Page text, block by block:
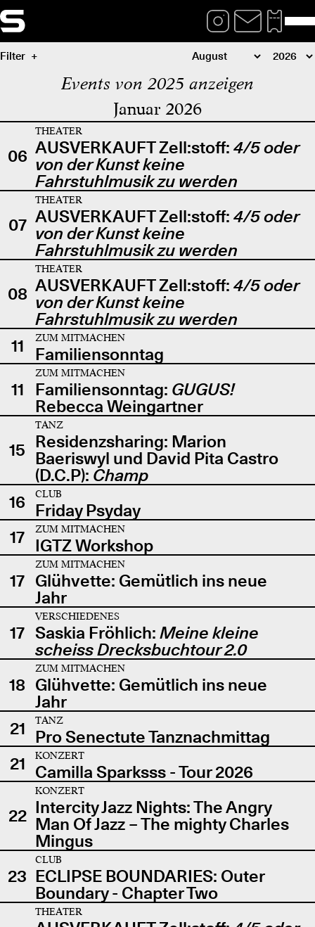
Filter
Events von 2025 anzeigen
Januar 2026
06
THEATER
AUSVERKAUFT Zell:stoff: 4/5 oder
von der Kunst keine
Fahrstuhlmusik zu werden
07
THEATER
AUSVERKAUFT Zell:stoff: 4/5 oder
von der Kunst keine
Fahrstuhlmusik zu werden
08
THEATER
AUSVERKAUFT Zell:stoff: 4/5 oder
von der Kunst keine
Fahrstuhlmusik zu werden
11
ZUM MITMACHEN
Familiensonntag
11
ZUM MITMACHEN
Familiensonntag: GUGUS!
Rebecca Weingartner
15
TANZ
Residenzsharing: Marion
Baeriswyl und David Pita Castro
(D.C.P): Champ
16
CLUB
Friday Psyday
17
ZUM MITMACHEN
IGTZ Workshop
17
ZUM MITMACHEN
Glühvette: Gemütlich ins neue
Jahr
17
VERSCHIEDENES
Saskia Fröhlich: Meine kleine
scheiss Drecksbuchtour 2.0
18
ZUM MITMACHEN
Glühvette: Gemütlich ins neue
Jahr
21
TANZ
Pro Senectute Tanznachmittag
21
KONZERT
Camilla Sparksss - Tour 2026
22
KONZERT
Intercity Jazz Nights: The Angry
Man Of Jazz – The mighty Charles
Mingus
23
CLUB
ECLIPSE BOUNDARIES: Outer
Boundary - Chapter Two
THEATER